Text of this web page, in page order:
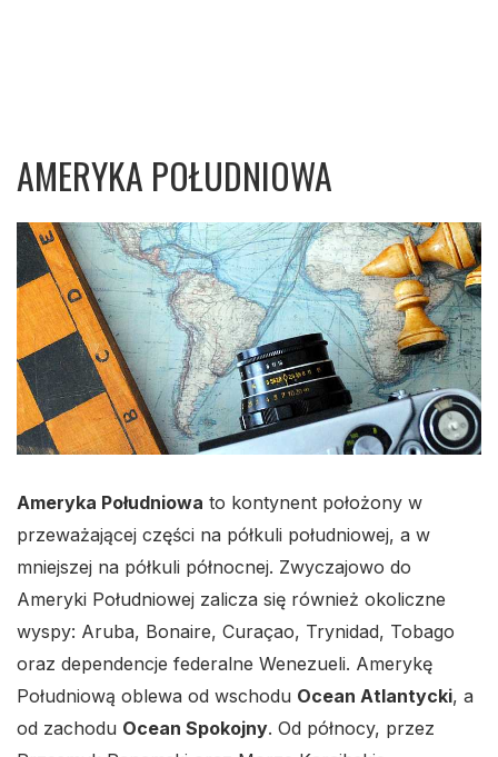
AMERYKA POŁUDNIOWA
Ameryka Południowa to kontynent położony w
przeważającej części na półkuli południowej, a w
mniejszej na półkuli północnej. Zwyczajowo do
Ameryki Południowej zalicza się również okoliczne
wyspy: Aruba, Bonaire, Curaçao, Trynidad, Tobago
oraz dependencje federalne Wenezueli. Amerykę
Południową oblewa od wschodu Ocean Atlantycki, a
od zachodu Ocean Spokojny. Od północy, przez